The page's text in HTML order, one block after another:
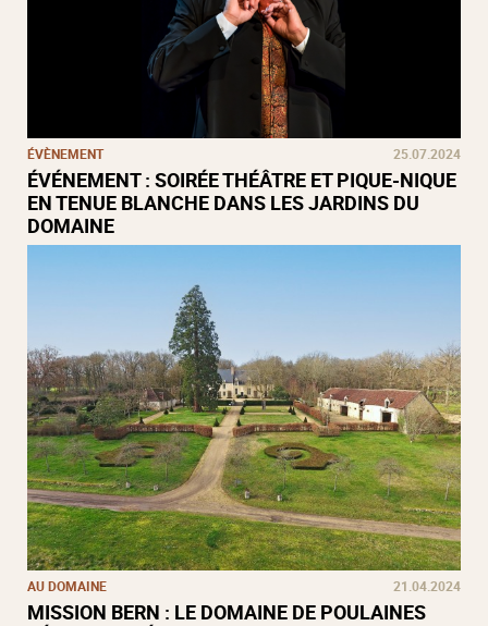
ÉVÈNEMENT 25.07.2024
ÉVÉNEMENT : SOIRÉE THÉÂTRE ET PIQUE-NIQUE
EN TENUE BLANCHE DANS LES JARDINS DU
DOMAINE
AU DOMAINE 21.04.2024
MISSION BERN : LE DOMAINE DE POULAINES